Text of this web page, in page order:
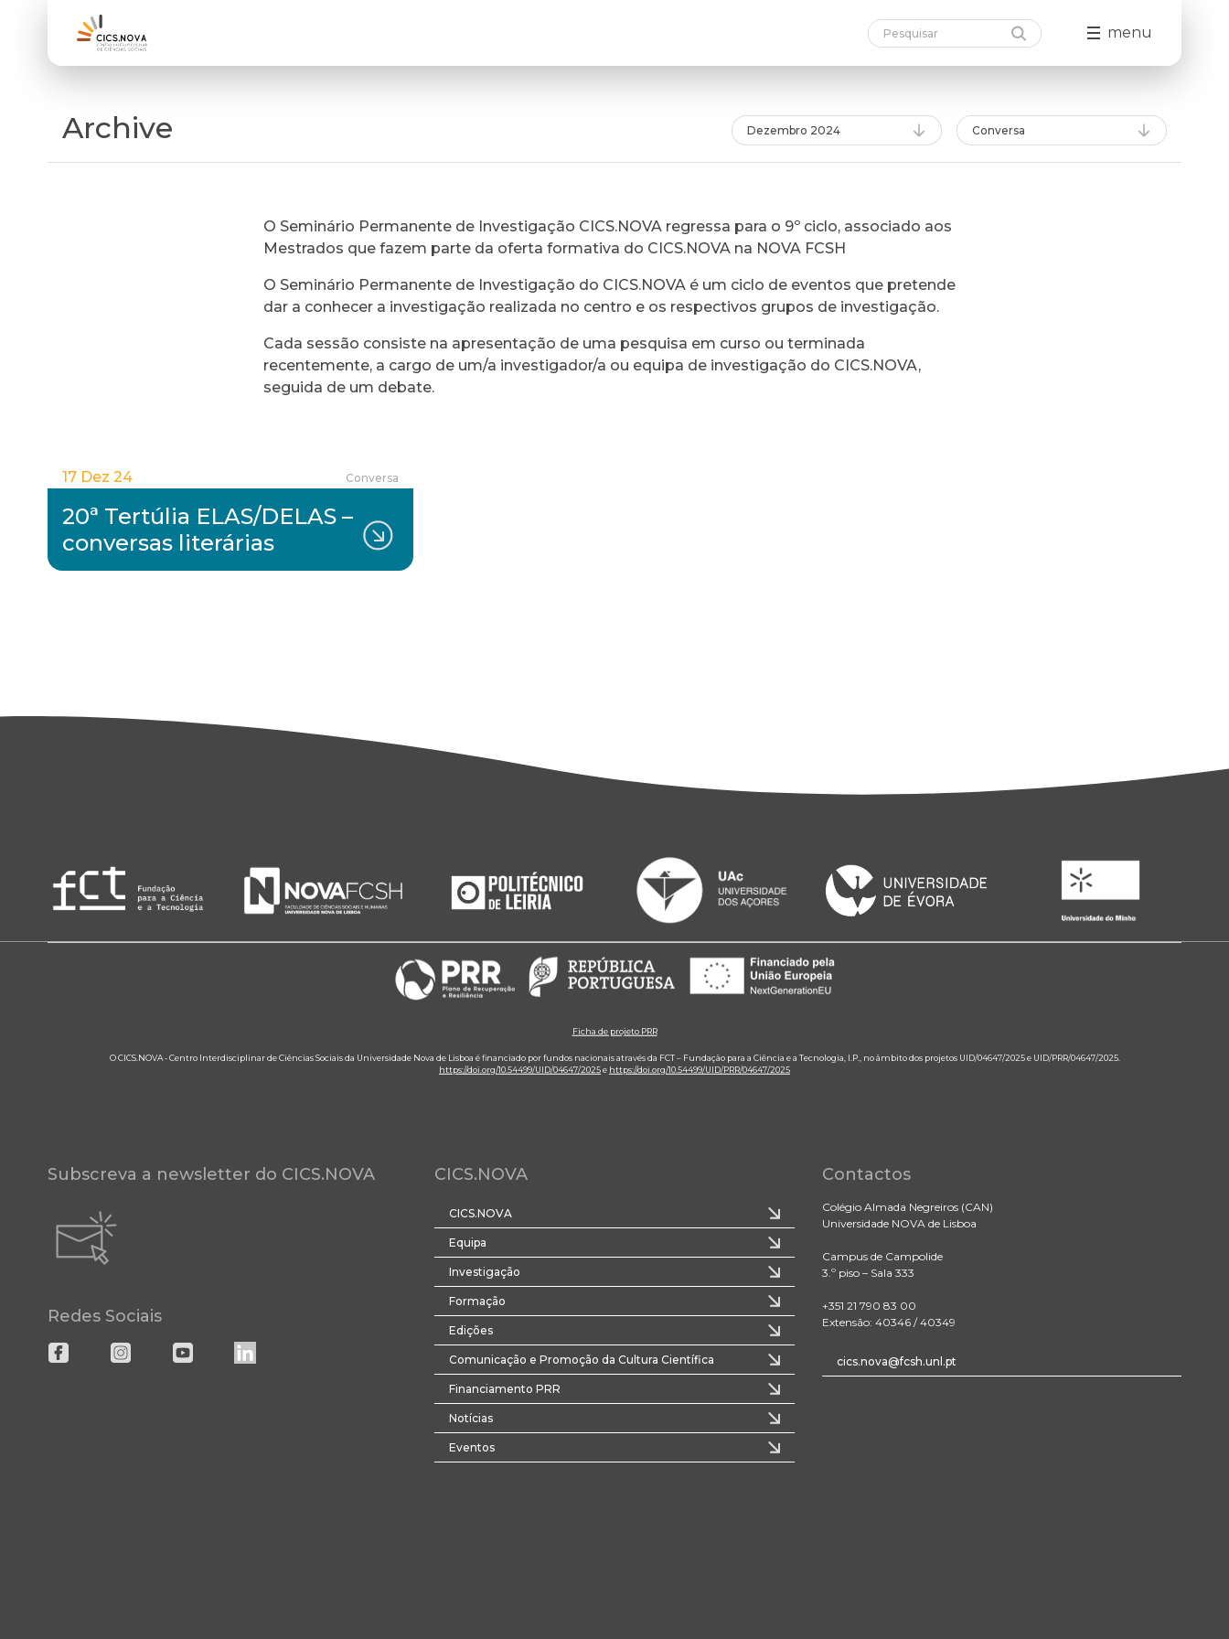
menu
Archive Dezembro 2024 Conversa
O Seminário Permanente de Investigação CICS.NOVA regressa para o 9º ciclo, associado aos
Mestrados que fazem parte da oferta formativa do CICS.NOVA na NOVA FCSH
O Seminário Permanente de Investigação do CICS.NOVA é um ciclo de eventos que pretende
dar a conhecer a investigação realizada no centro e os respectivos grupos de investigação.
Cada sessão consiste na apresentação de uma pesquisa em curso ou terminada
recentemente, a cargo de um/a investigador/a ou equipa de investigação do CICS.NOVA,
seguida de um debate.
17 Dez 24 Conversa
20ª Tertúlia ELAS/DELAS –
conversas literárias
Ficha de projeto PRR
O CICS.NOVA - Centro Interdisciplinar de Ciências Sociais da Universidade Nova de Lisboa é financiado por fundos nacionais através da FCT – Fundação para a Ciência e a Tecnologia, I.P., no âmbito dos projetos UID/04647/2025 e UID/PRR/04647/2025.
https://doi.org/10.54499/UID/04647/2025e https://doi.org/10.54499/UID/PRR/04647/2025
Subscreva a newsletter do CICS.NOVA
Redes Sociais
CICS.NOVA
CICS.NOVA
Equipa
Investigação
Formação
Edições
Comunicação e Promoção da Cultura Científica
Financiamento PRR
Notícias
Eventos
Contactos
Colégio Almada Negreiros (CAN)
Universidade NOVA de Lisboa
Campus de Campolide
3.º piso – Sala 333
+351 21 790 83 00
Extensão: 40346 / 40349
cics.nova@fcsh.unl.pt